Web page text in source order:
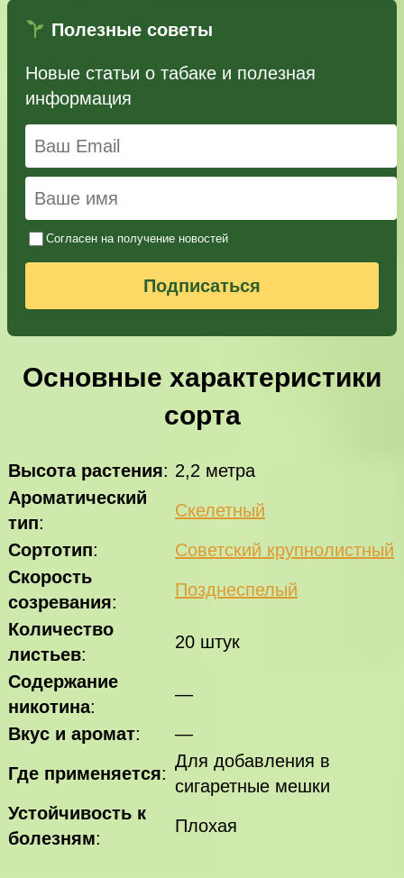
Полезные советы
Новые статьи о табаке и полезная
информация
Согласен на получение новостей
Подписаться
Основные характеристики
сорта
Высота растения: 2,2 метра
Ароматический
тип:
Скелетный
Сортотип:
Советский крупнолистный
Скорость
созревания:
Позднеспелый
Количество
листьев:
20 штук
Содержание
никотина:
—
Вкус и аромат:
—
Где применяется:
Для добавления в
сигаретные мешки
Устойчивость к
болезням:
Плохая